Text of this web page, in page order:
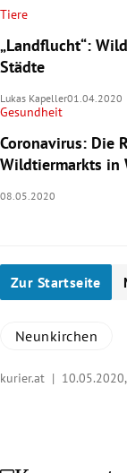
Tiere
„Landflucht“:
Städte
Lukas Kapeller01.04.2020
Gesundheit
Coronavirus: Die
Wildtiermarkts in
08.05.2020
Zur Startseite
Neunkirchen
kurier.at |